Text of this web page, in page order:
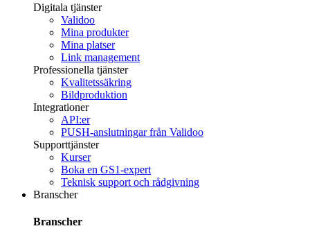
Digitala tjänster
Validoo
Mina produkter
Mina platser
Link management
Professionella tjänster
Kvalitetssäkring
Bildproduktion
Integrationer
API:er
PUSH-anslutningar från Validoo
Supporttjänster
Kurser
Boka en GS1-expert
Teknisk support och rådgivning
Branscher
Branscher